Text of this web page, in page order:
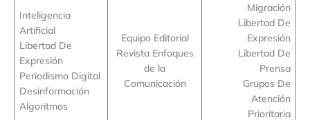
Inteligencia
Artificial
Libertad De
Expresión
Periodismo Digital
Desinformación
Algoritmos
Equipo Editorial
Revista Enfoques
de la
Comunicación
Migración
Libertad De
Expresión
Libertad De
Prensa
Grupos De
Atención
Prioritaria